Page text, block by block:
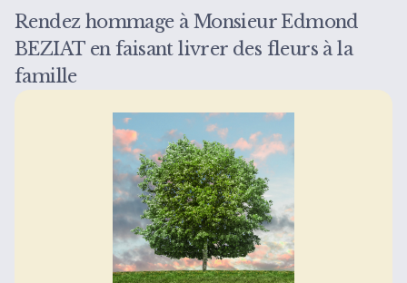
Rendez hommage à Monsieur Edmond
BEZIAT en faisant livrer des fleurs à la
famille